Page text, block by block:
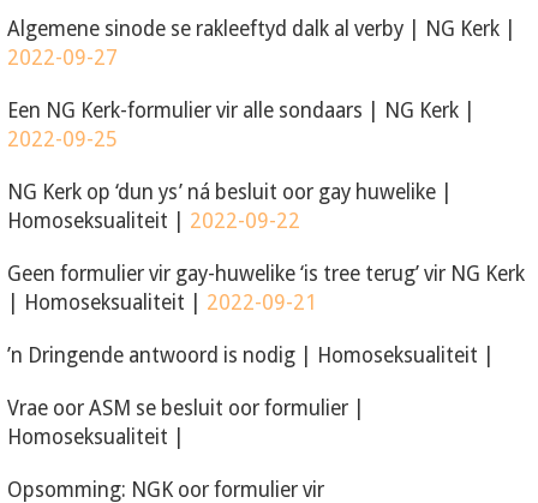
Algemene sinode se rakleeftyd dalk al verby NG Kerk
2022-09-27
Een NG Kerk-formulier vir alle sondaars NG Kerk
2022-09-25
NG Kerk op ‘dun ys’ ná besluit oor gay huwelike
Homoseksualiteit
2022-09-22
Geen formulier vir gay-huwelike ‘is tree terug’ vir NG Kerk
Homoseksualiteit 2022-09-21
’n Dringende antwoord is nodig Homoseksualiteit
Vrae oor ASM se besluit oor formulier
Homoseksualiteit
Opsomming: NGK oor formulier vir